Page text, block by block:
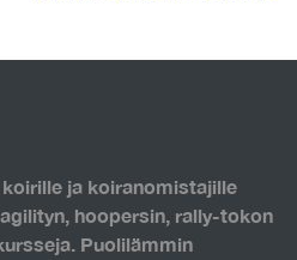
ja koiranomistajille
hoopersin, rally-tokon
Puolilämmin